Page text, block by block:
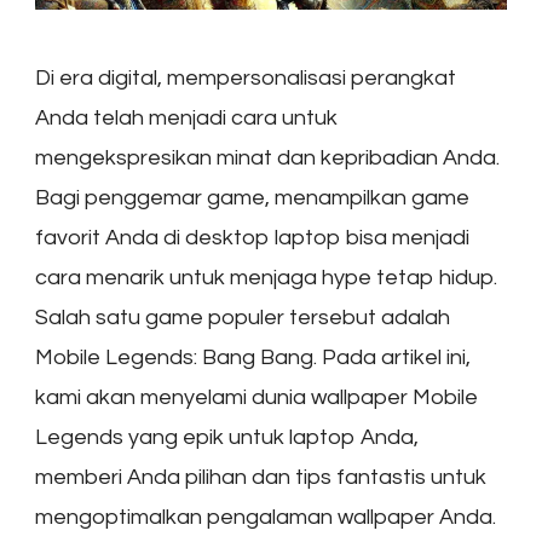
Di era digital, mempersonalisasi perangkat
Anda telah menjadi cara untuk
mengekspresikan minat dan kepribadian Anda.
Bagi penggemar game, menampilkan game
favorit Anda di desktop laptop bisa menjadi
cara menarik untuk menjaga hype tetap hidup.
Salah satu game populer tersebut adalah
Mobile Legends: Bang Bang. Pada artikel ini,
kami akan menyelami dunia wallpaper Mobile
Legends yang epik untuk laptop Anda,
memberi Anda pilihan dan tips fantastis untuk
mengoptimalkan pengalaman wallpaper Anda.